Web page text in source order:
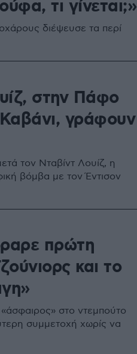
τι γίνεται;»
διέψευσε τα περί
στην Πάφο
γράφουν
τον Νταβίντ Λουίζ, η
βόμβα με τον Έντισον
πρώτη
και το
στο ντεμπούτο
συμμετοχή χωρίς να